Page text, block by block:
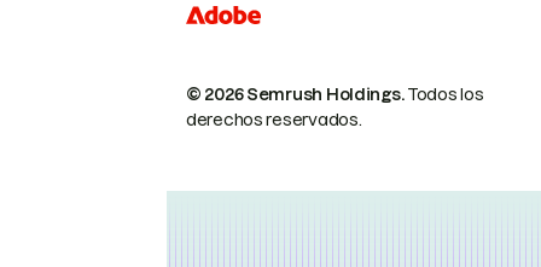
© 2026 Semrush Holdings.Todos los
derechos reservados.